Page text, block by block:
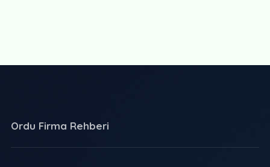
Ordu Firma Rehberi